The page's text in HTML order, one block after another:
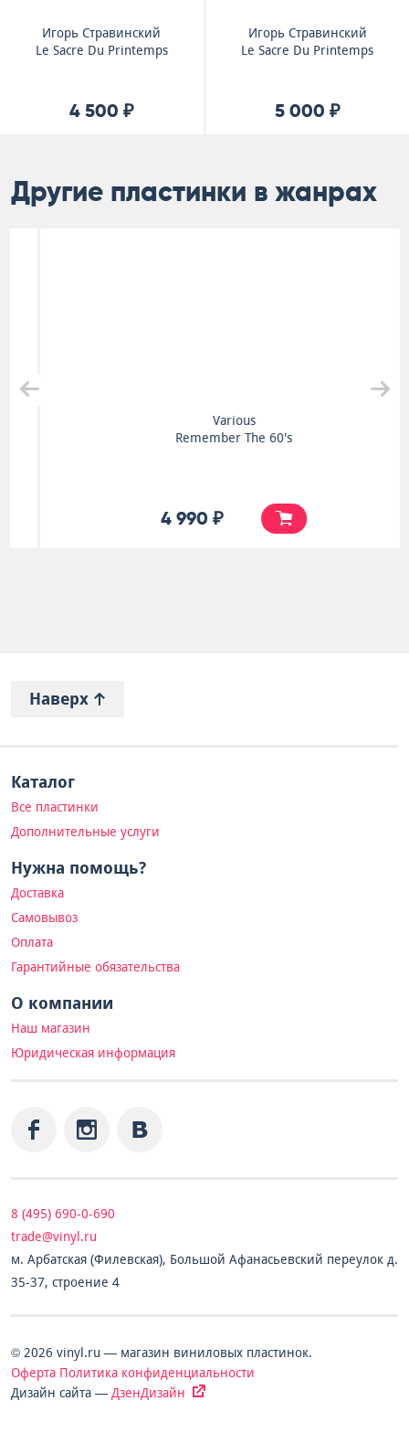
Игорь Стравинский
Le Sacre Du Printemps
4 500 ₽
Игорь Стравинский
Le Sacre Du Printemps
5 000 ₽
Другие пластинки в жанрах
Various
Remember The 60's
4 990 ₽
Наверх
Каталог
Все пластинки
Дополнительные услуги
Нужна помощь?
Доставка
Самовывоз
Оплата
Гарантийные обязательства
О компании
Наш магазин
Юридическая информация
8 (495) 690-0-690
trade@vinyl.ru
м. Арбатская (Филевская), Большой Афанасьевский переулок д.
35-37, строение 4
© 2026 vinyl.ru — магазин виниловых пластинок.
Оферта Политика конфиденциальности
Дизайн сайта — ДзенДизайн